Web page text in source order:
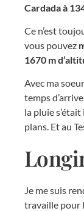
Cardada à
Ce n’est
vous pouvez
1670 m
Avec ma
temps
la pluie
plans. Et au
Je me suis
travaille pour